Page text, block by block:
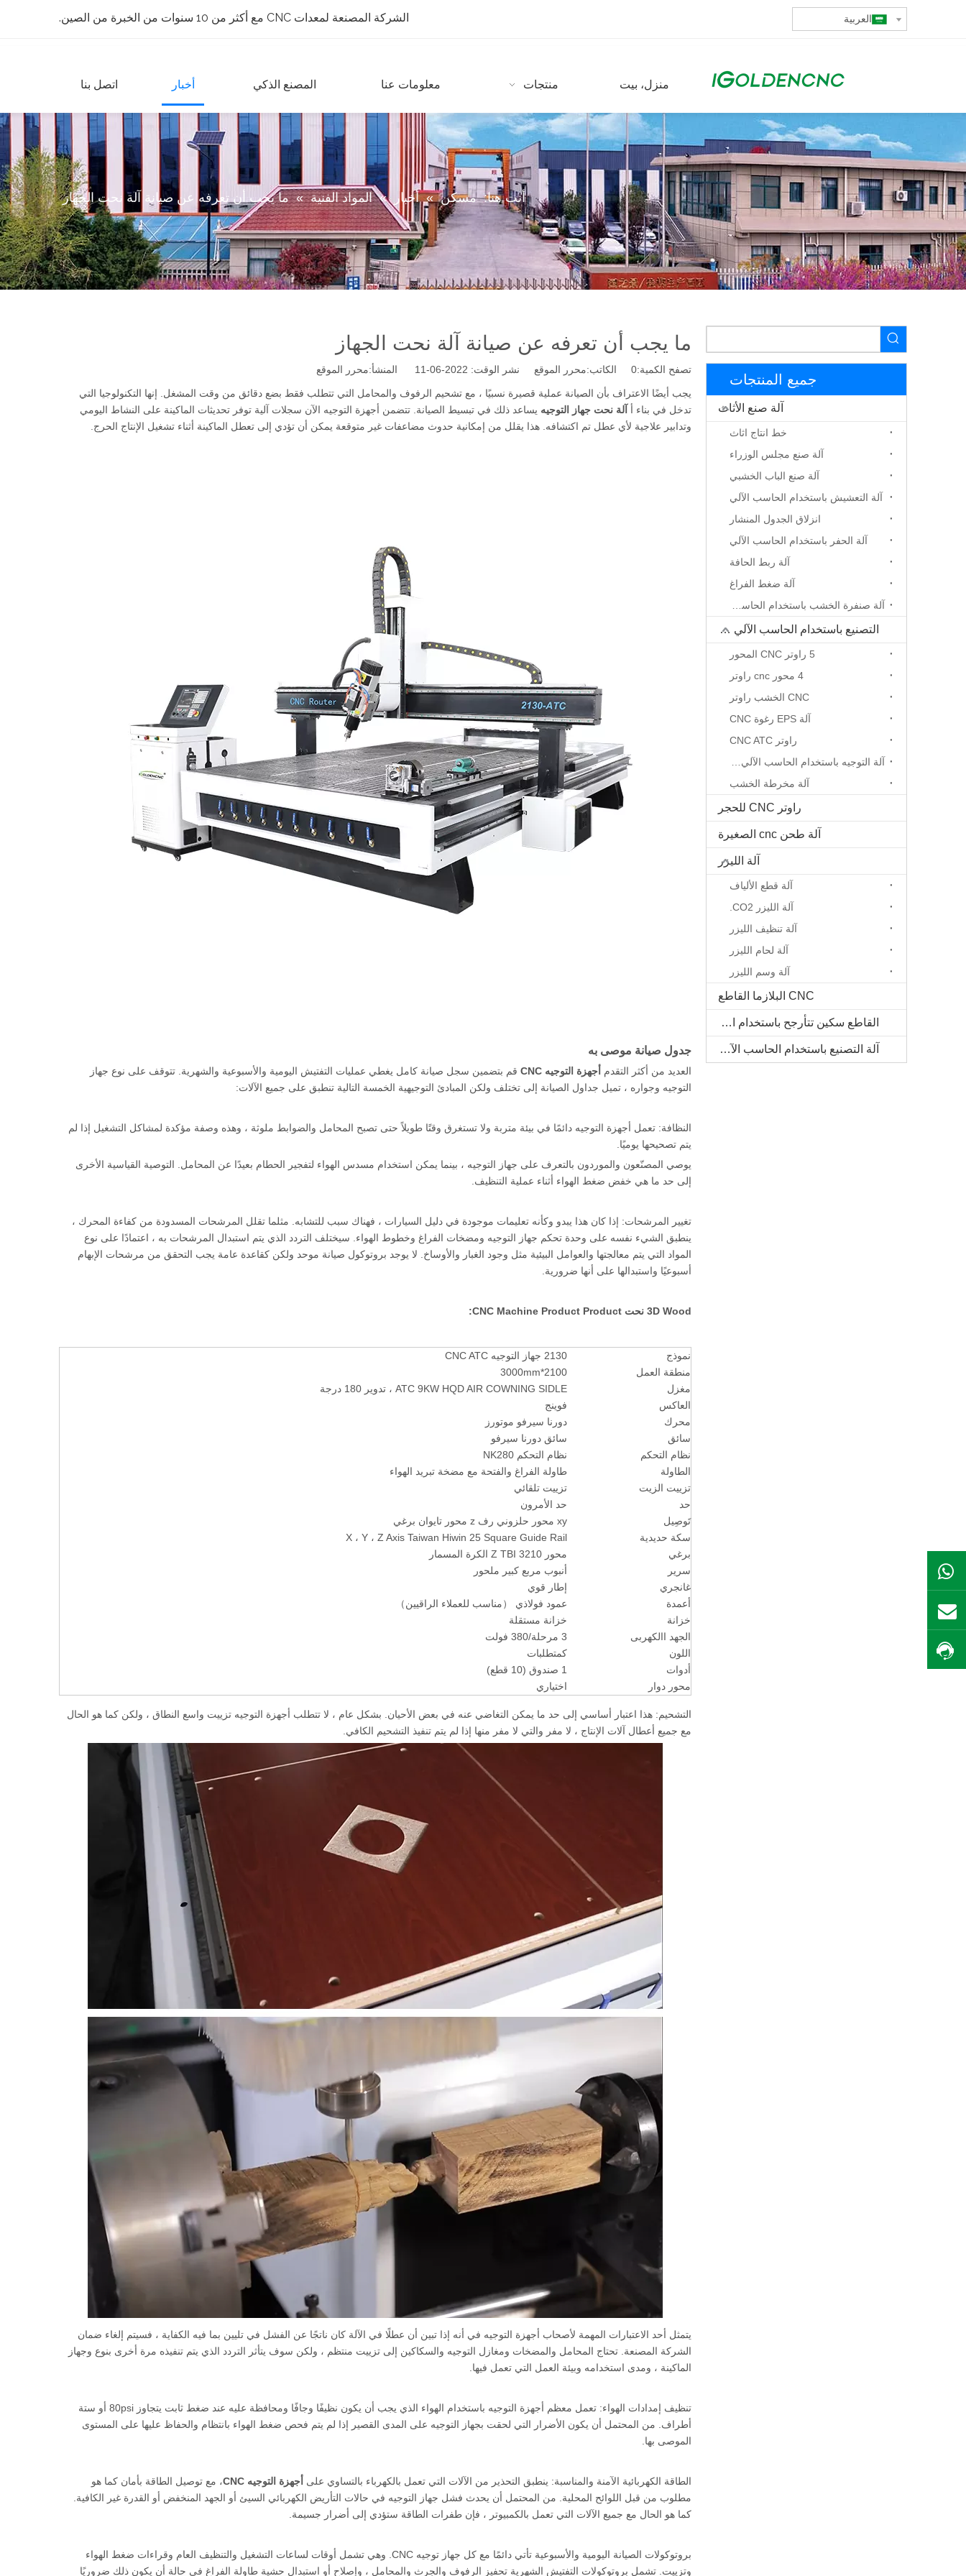
الشركة المصنعة لمعدات CNC مع أكثر من 10 سنوات من الخبرة من الصين. العربية
منزل، بيت منتجات معلومات عنا المصنع الذكي أخبار اتصل بنا
أنت هنا: مسكن » أخبار » المواد الفنية » ما يجب أن تعرفه عن صيانة آلة نحت الجهاز
ما يجب أن تعرفه عن صيانة آلة نحت الجهاز
تصفح الكمية:0 الكاتب:محرر الموقع نشر الوقت: 2022-06-11 المنشأ: محرر الموقع
يجب أيضًا الاعتراف بأن الصيانة عملية قصيرة نسبيًا ، مع تشحيم الرفوف والمحامل التي تتطلب فقط بضع دقائق من وقت المشغل. إنها التكنولوجيا التي
تدخل في بناء أ آلة نحت جهاز التوجيه يساعد ذلك في تبسيط الصيانة. تتضمن أجهزة التوجيه الآن سجلات آلية توفر تحديثات الماكينة على النشاط اليومي
وتدابير علاجية لأي عطل تم اكتشافه. هذا يقلل من إمكانية حدوث مضاعفات غير متوقعة يمكن أن تؤدي إلى تعطل الماكينة أثناء تشغيل الإنتاج الحرج.
جدول صيانة موصى به
العديد من أكثر التقدم أجهزة التوجيه CNC
قم بتضمين سجل صيانة كامل يغطي عمليات التفتيش اليومية والأسبوعية والشهرية. تتوقف على نوع جهاز
التوجيه وجواره ، تميل جداول الصيانة إلى تختلف ولكن المبادئ التوجيهية الخمسة التالية تنطبق على جميع الآلات:
النظافة: تعمل أجهزة التوجيه دائمًا في بيئة متربة ولا تستغرق وقتًا طويلاً حتى تصبح المحامل والضوابط ملوثة ، وهذه وصفة مؤكدة لمشاكل التشغيل إذا لم
يتم تصحيحها يوميًا.
يوصي المصنّعون والموردون بالتعرف على جهاز التوجيه ، بينما يمكن استخدام مسدس الهواء لتفجير الحطام بعيدًا عن المحامل. التوصية القياسية الأخرى
إلى حد ما هي خفض ضغط الهواء أثناء عملية التنظيف.
تغيير المرشحات: إذا كان هذا يبدو وكأنه تعليمات موجودة في دليل السيارات ، فهناك سبب للتشابه. مثلما تقلل المرشحات المسدودة من كفاءة المحرك ،
ينطبق الشيء نفسه على وحدة تحكم جهاز التوجيه ومضخات الفراغ وخطوط الهواء. سيختلف التردد الذي يتم استبدال المرشحات به ، اعتمادًا على نوع
المواد التي يتم معالجتها والعوامل البيئية مثل وجود الغبار والأوساخ. لا يوجد بروتوكول صيانة موحد ولكن كقاعدة عامة يجب التحقق من مرشحات الإبهام
أسبوعيًا واستبدالها على أنها ضرورية.
3D Wood نحت CNC Machine Product Product:
نموذج
2130 جهاز التوجيه CNC ATC
منطقة العمل
2100*3000mm
مغزل
ATC 9KW HQD AIR COWNING SIDLE ، تدوير 180 درجة
العاكس
فوينج
محرك
دورنا سيرفو موتورز
سائق
سائق دورنا سيرفو
نظام التحكم
نظام التحكم NK280
الطاولة
طاولة الفراغ والفتحة مع مضخة تبريد الهواء
تزييت الزيت
تزييت تلقائي
حد
حد الأمرون
تَوصِيل
xy محور حلزوني رف z محور تايوان برغي
سكة حديدية
X ، Y ، Z Axis Taiwan Hiwin 25 Square Guide Rail
برغي
محور Z TBI 3210 الكرة المسمار
سرير
أنبوب مربع كبير ملحور
غانجري
إطار قوي
أعمدة
عمود فولاذي （مناسب للعملاء الراقيين）
خزانة
خزانة مستقلة
الجهد االكهربى
3 مرحلة/380 فولت
اللون
كمتطلبات
أدوات
1 صندوق (10 قطع)
محور دوار
اختياري
التشحيم: هذا اعتبار أساسي إلى حد ما يمكن التغاضي عنه في بعض الأحيان. بشكل عام ، لا تتطلب أجهزة التوجيه تزييت واسع النطاق ، ولكن كما هو الحال
مع جميع أعطال آلات الإنتاج ، لا مفر والتي لا مفر منها إذا لم يتم تنفيذ التشحيم الكافي.
يتمثل أحد الاعتبارات المهمة لأصحاب أجهزة التوجيه في أنه إذا تبين أن عطلًا في الآلة كان ناتجًا عن الفشل في تليين بما فيه الكفاية ، فسيتم إلغاء ضمان
الشركة المصنعة. تحتاج المحامل والمضخات ومغازل التوجيه والسكاكين إلى تزييت منتظم ، ولكن سوف يتأثر التردد الذي يتم تنفيذه مرة أخرى بنوع وجهاز
الماكينة ، ومدى استخدامه وبيئة العمل التي تعمل فيها.
تنظيف إمدادات الهواء: تعمل معظم أجهزة التوجيه باستخدام الهواء الذي يجب أن يكون نظيفًا وجافًا ومحافظة عليه عند ضغط ثابت يتجاوز 80psi أو ستة
أطراف. من المحتمل أن يكون الأضرار التي لحقت بجهاز التوجيه على المدى القصير إذا لم يتم فحص ضغط الهواء بانتظام والحفاظ عليها على المستوى
الموصى بها.
الطاقة الكهربائية الآمنة والمناسبة: ينطبق التحذير من الآلات التي تعمل بالكهرباء بالتساوي على أجهزة التوجيه CNC
، مع توصيل الطاقة بأمان كما هو
مطلوب من قبل اللوائح المحلية. من المحتمل أن يحدث فشل جهاز التوجيه في حالات التأريض الكهربائي السيئ أو الجهد المنخفض أو القدرة غير الكافية.
كما هو الحال مع جميع الآلات التي تعمل بالكمبيوتر ، فإن طفرات الطاقة ستؤدي إلى أضرار جسيمة.
بروتوكولات الصيانة اليومية والأسبوعية تأتي دائمًا مع كل جهاز توجيه CNC. وهي تشمل أوقات لساعات التشغيل والتنظيف العام وقراءات ضغط الهواء
وتزييت. تشمل بروتوكولات التفتيش الشهرية تحفيز الرفوف والجرث والمحامل ، وإصلاح أو استبدال حشية طاولة الفراغ في حالة أن يكون ذلك ضروريًا
جميع المنتجات
آلة صنع الأثاث
خط انتاج اثاث
آلة صنع مجلس الوزراء
آلة صنع الباب الخشبي
آلة التعشيش باستخدام الحاسب الآلي
انزلاق الجدول المنشار
آلة الحفر باستخدام الحاسب الآلي
آلة ربط الحافة
آلة ضغط الفراغ
التصنيع باستخدام الحاسب الآلي جهاز التوجيه
5 راوتر CNC المحور
4 محور cnc راوتر
CNC الخشب راوتر
آلة EPS رغوة CNC
راوتر CNC ATC
آلة مخرطة الخشب
راوتر CNC للحجر
آلة طحن cnc الصغيرة
آلة الليزر
آلة قطع الألياف
آلة الليزر CO2.
آلة تنظيف الليزر
آلة لحام الليزر
آلة وسم الليزر
CNC البلازما القاطع
القاطع سكين تتأرجح باستخدام الحاسب الآلي
آلة التصنيع باستخدام الحاسب الآلي الخشب الصلب